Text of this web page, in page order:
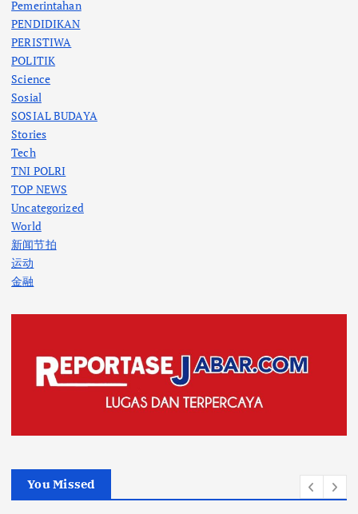
Pemerintahan
PENDIDIKAN
PERISTIWA
POLITIK
Science
Sosial
SOSIAL BUDAYA
Stories
Tech
TNI POLRI
TOP NEWS
Uncategorized
World
新闻节拍
运动
金融
You Missed